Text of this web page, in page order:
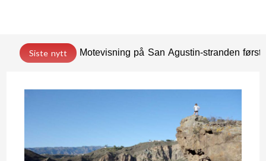
Siste nytt Motevisning på San Agustin-stranden